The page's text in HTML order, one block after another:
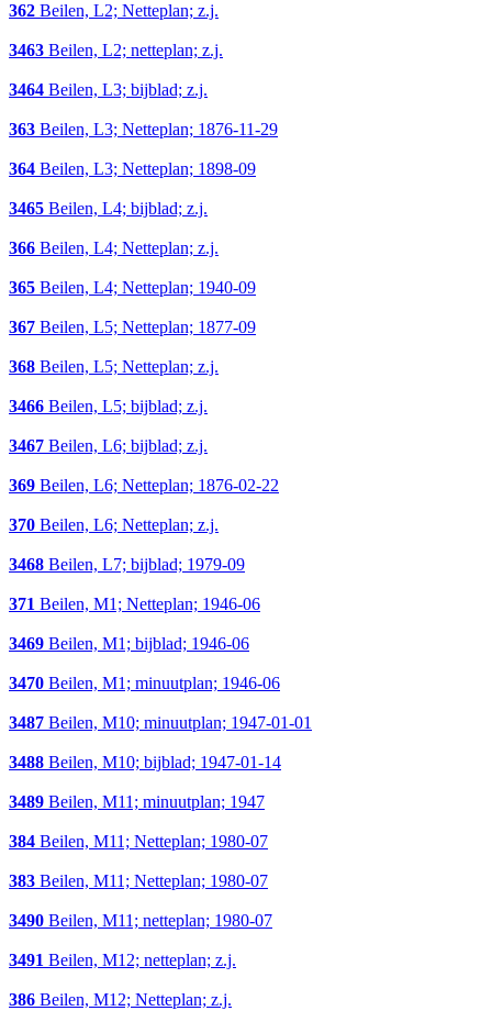
362 Beilen, L2; Netteplan; z.j.
3463 Beilen, L2; netteplan; z.j.
3464 Beilen, L3; bijblad; z.j.
363 Beilen, L3; Netteplan; 1876-11-29
364 Beilen, L3; Netteplan; 1898-09
3465 Beilen, L4; bijblad; z.j.
366 Beilen, L4; Netteplan; z.j.
365 Beilen, L4; Netteplan; 1940-09
367 Beilen, L5; Netteplan; 1877-09
368 Beilen, L5; Netteplan; z.j.
3466 Beilen, L5; bijblad; z.j.
3467 Beilen, L6; bijblad; z.j.
369 Beilen, L6; Netteplan; 1876-02-22
370 Beilen, L6; Netteplan; z.j.
3468 Beilen, L7; bijblad; 1979-09
371 Beilen, M1; Netteplan; 1946-06
3469 Beilen, M1; bijblad; 1946-06
3470 Beilen, M1; minuutplan; 1946-06
3487 Beilen, M10; minuutplan; 1947-01-01
3488 Beilen, M10; bijblad; 1947-01-14
3489 Beilen, M11; minuutplan; 1947
384 Beilen, M11; Netteplan; 1980-07
383 Beilen, M11; Netteplan; 1980-07
3490 Beilen, M11; netteplan; 1980-07
3491 Beilen, M12; netteplan; z.j.
386 Beilen, M12; Netteplan; z.j.